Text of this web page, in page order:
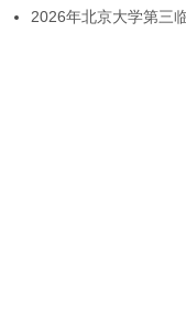
2026年北京大学第三